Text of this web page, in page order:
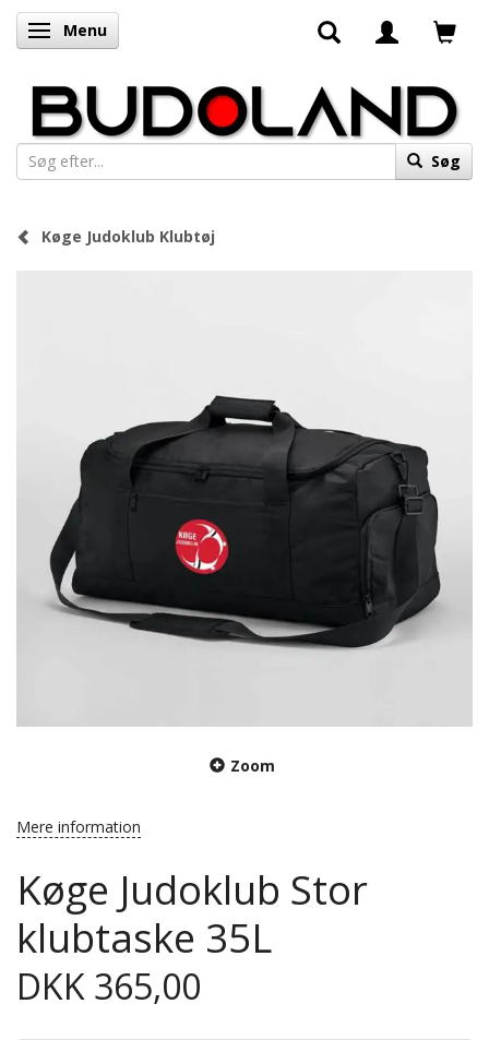
Skifte navigation
Menu
Søg
Køge Judoklub Klubtøj
Zoom
Mere information
Køge Judoklub Stor
klubtaske 35L
DKK 365,00